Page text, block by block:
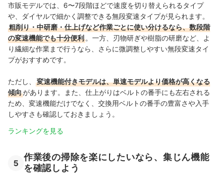
市販モデルでは、6〜7段階ほどで速度を切り替えられるタイプ
や、ダイヤルで細かく調整できる無段変速タイプが見られます。
粗削り・中研磨・仕上げなど作業ごとに使い分けるなら、数段階
の変速機能でも十分便利 。一方、刃物研ぎや樹脂の研磨など、よ
り繊細な作業まで行うなら、さらに微調整しやすい無段変速タイ
プがおすすめです。
ただし、
変速機能付きモデルは、単速モデルより価格が高くなる
傾向があります。また、仕上がりはベルトの番手にも左右される
ため、変速機能だけでなく、交換用ベルトの番手の豊富さや入手
しやすさも確認しておきましょう。
ランキングを見る
5
作業後の掃除を楽にしたいなら、集じん機能
を確認しよう